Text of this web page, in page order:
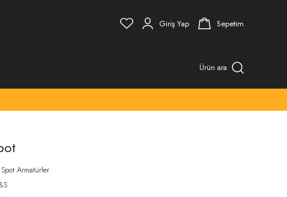
Giriş Yap Sepetim
Ürün ara
Spot Armatürler